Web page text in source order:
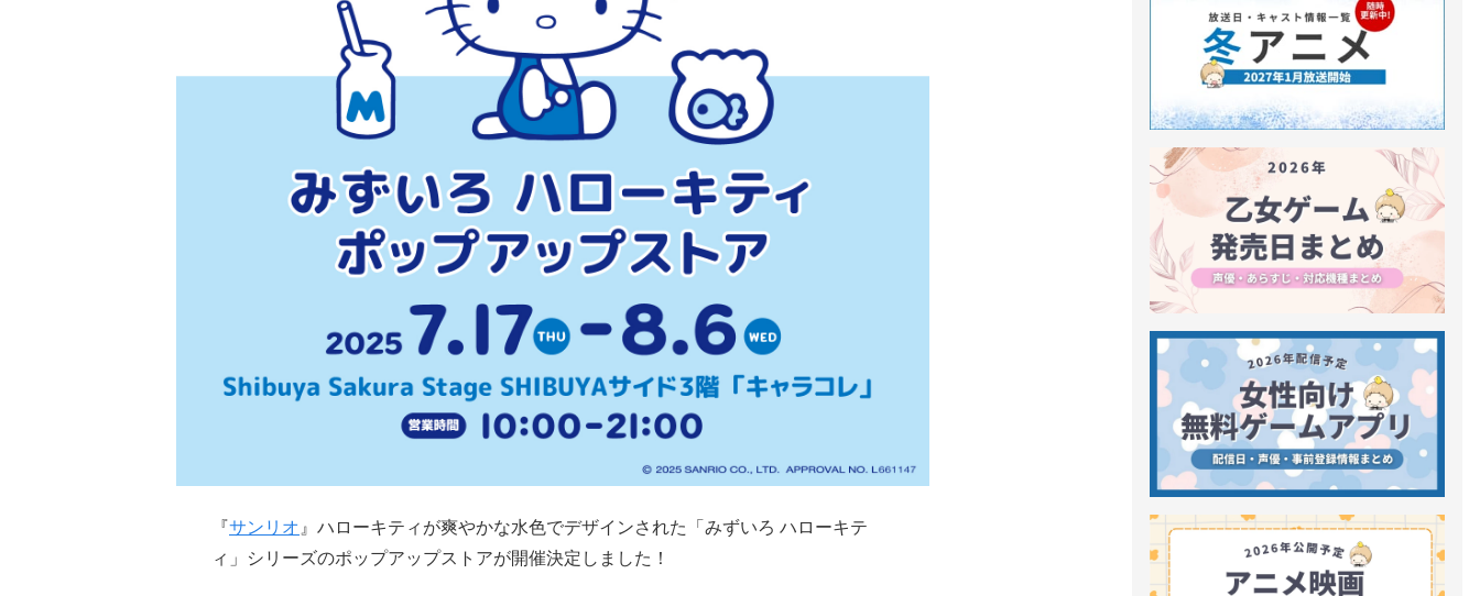
『サンリオ 』ハローキティが爽やかな水色でデザインされた「みずいろ ハローキテ
ィ」シリーズのポップアップストアが開催決定しました！